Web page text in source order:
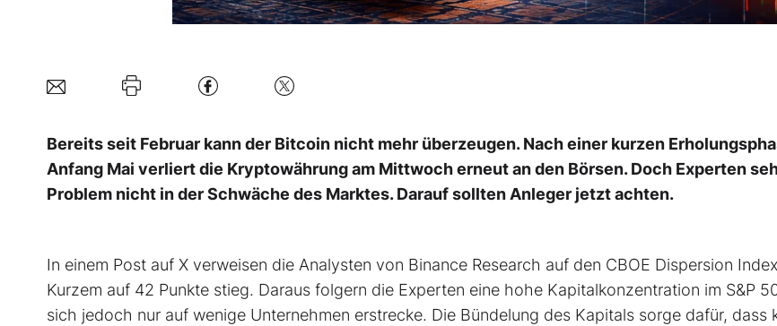
Bereits seit Februar kann der Bitcoin nicht mehr überzeugen. Nach einer kurzen
Anfang Mai verliert die Kryptowährung am Mittwoch erneut an den Börsen. Doch Experten
Problem nicht in der Schwäche des Marktes. Darauf sollten Anleger jetzt achten.
In einem Post auf X verweisen die Analysten von Binance Research auf den CBOE Dispersion
Kurzem auf 42 Punkte stieg. Daraus folgern die Experten eine hohe Kapitalkonzentration im S&P
sich jedoch nur auf wenige Unternehmen erstrecke. Die Bündelung des Kapitals sorge dafür, dass